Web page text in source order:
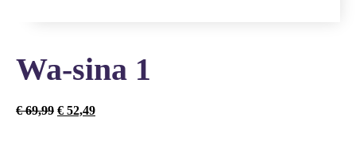
Wa-sina 1
€69,99 € 52,49